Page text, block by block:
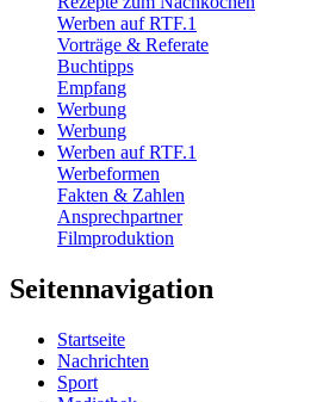
Werben auf RTF.1
Vorträge & Referate
Buchtipps
Empfang
Werbung
Werbung
Werben auf RTF.1
Werbeformen
Fakten & Zahlen
Ansprechpartner
Filmproduktion
Seitennavigation
Startseite
Nachrichten
Sport